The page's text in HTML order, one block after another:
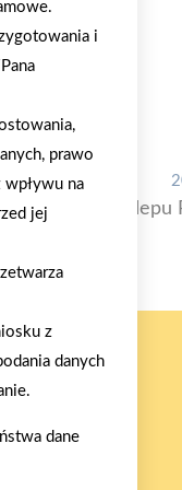
Otwarcie sklepu
i
prawo
na
jej
z
danych
dane